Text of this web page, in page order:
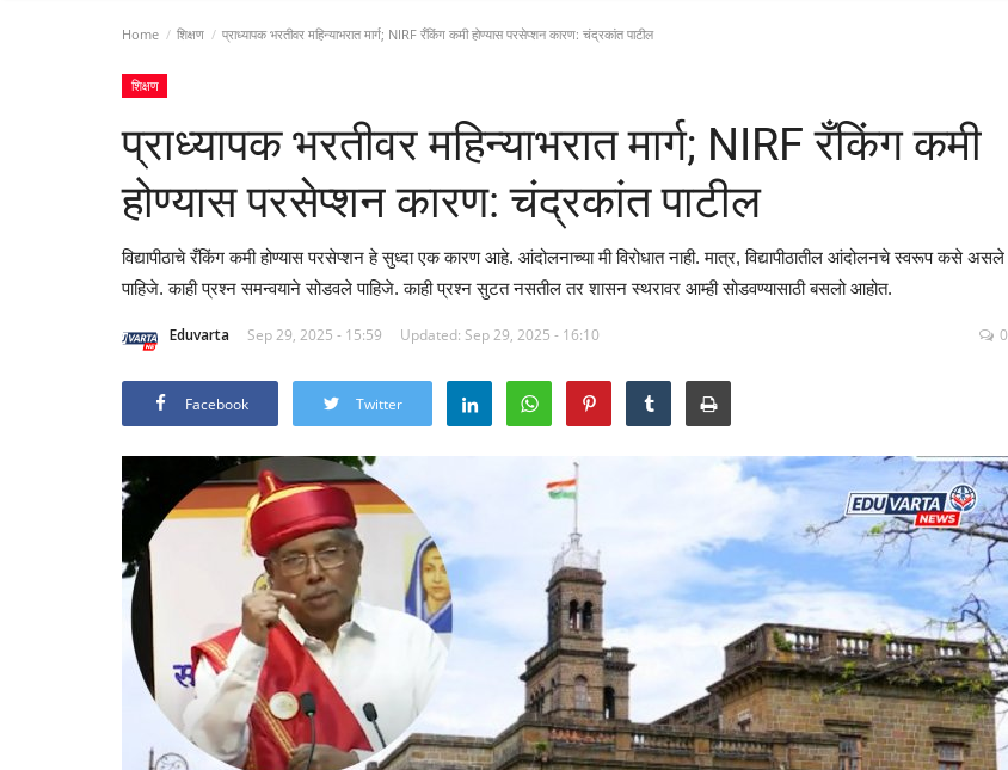
Home शिक्षण प्राध्यापक भरतीवर महिन्याभरात मार्ग; NIRF रँकिंग कमी होण्यास परसेप्शन कारण: चंद्रकांत पाटील
शिक्षण
प्राध्यापक भरतीवर महिन्याभरात मार्ग; NIRF रँकिंग कमी
होण्यास परसेप्शन कारण: चंद्रकांत पाटील
विद्यापीठाचे रँकिंग कमी होण्यास परसेप्शन हे सुध्दा एक कारण आहे. आंदोलनाच्या मी विरोधात नाही. मात्र, विद्यापीठातील आंदोलनचे स्वरूप कसे असले
पाहिजे. काही प्रश्न समन्वयाने सोडवले पाहिजे. काही प्रश्न सुटत नसतील तर शासन स्थरावर आम्ही सोडवण्यासाठी बसलो आहोत.
Eduvarta Sep 29, 2025 - 15:59 Updated: Sep 29, 2025 - 16:10 0
Facebook Twitter